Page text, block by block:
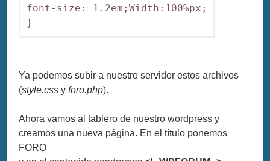
font-size: 1.2em;Width:100%px;
Ya podemos subir a nuestro servidor estos archivos
(style.css yforo.php).
Ahora vamos al tablero de nuestro wordpress y
creamos una nueva página. En el título ponemos
FORO